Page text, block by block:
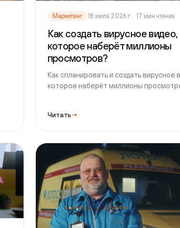
Как спланировать и создать вирусное видео,
которое наберёт миллионы просмотров.
Читать→
Маркетинг 1 августа 2026 г. 15 мин чтения
Эмоция в имиджевом видео: как
история про бренд удерживает